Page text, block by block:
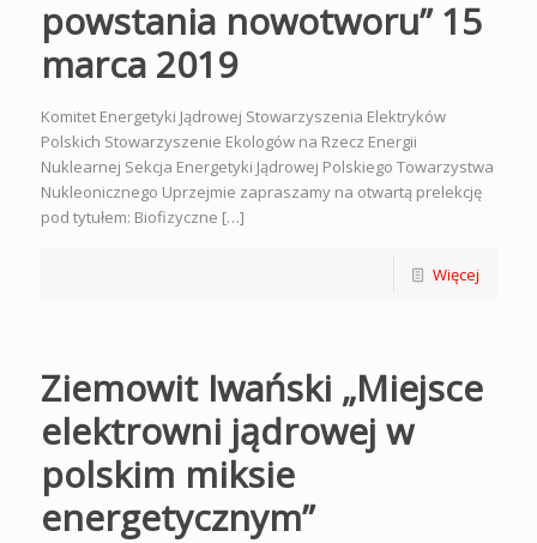
powstania nowotworu” 15
marca 2019
Komitet Energetyki Jądrowej Stowarzyszenia Elektryków
Polskich Stowarzyszenie Ekologów na Rzecz Energii
Nuklearnej Sekcja Energetyki Jądrowej Polskiego Towarzystwa
Nukleonicznego Uprzejmie zapraszamy na otwartą prelekcję
pod tytułem: Biofizyczne […]
Więcej
Ziemowit Iwański „Miejsce
elektrowni jądrowej w
polskim miksie
energetycznym”